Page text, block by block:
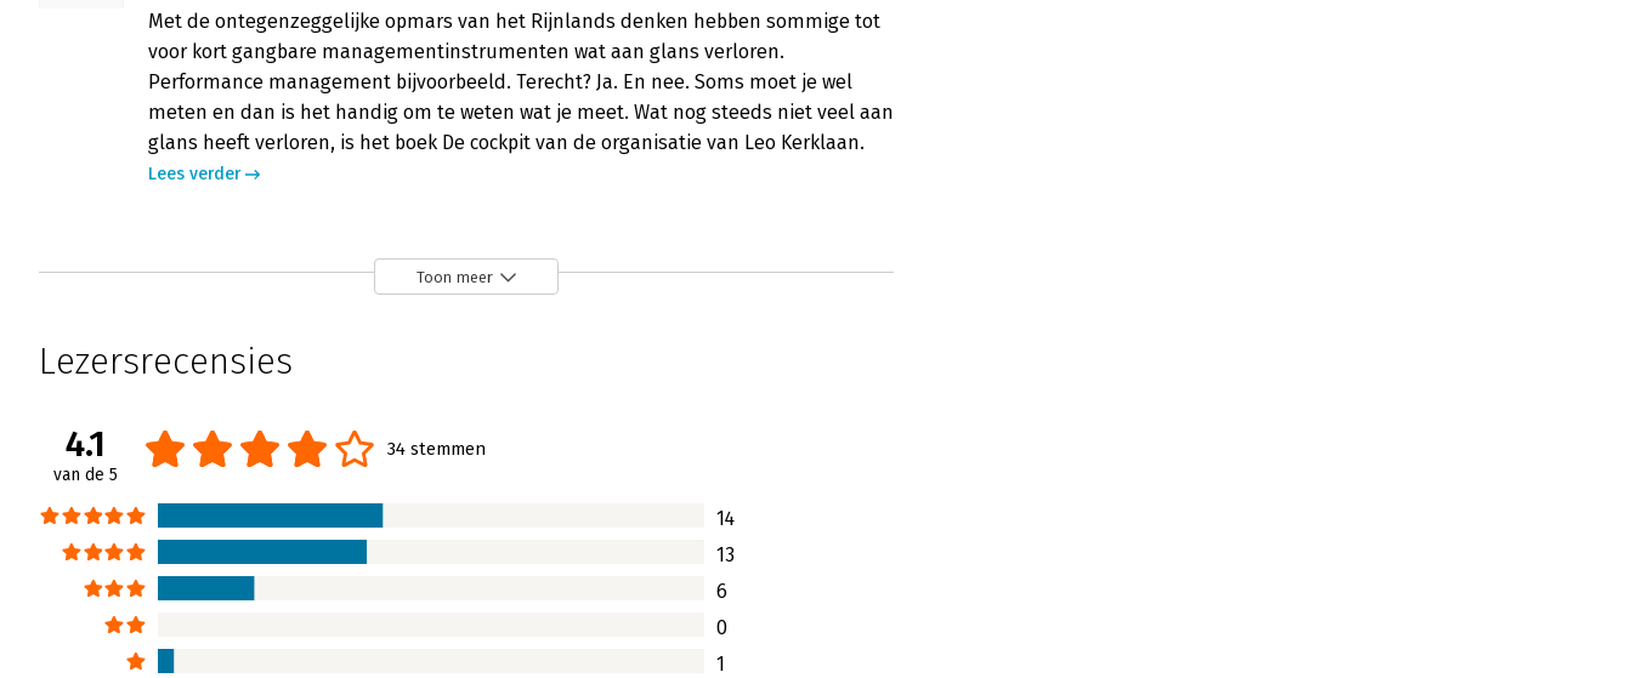
Met de ontegenzeggelijke opmars van het Rijnlands denken hebben sommige tot
voor kort gangbare managementinstrumenten wat aan glans verloren.
Performance management bijvoorbeeld. Terecht? Ja. En nee. Soms moet je wel
meten en dan is het handig om te weten wat je meet. Wat nog steeds niet veel aan
glans heeft verloren, is het boek De cockpit van de organisatie van Leo Kerklaan.
Lees verder
De cockpit van de organisatie
een organisatiedoel, hoe weet je dan als manager of je op de goede weg bent? En
Lees verder
Toon meer
Lezersrecensies
4.1
van de 5
34 stemmen
14
13
6
0
1